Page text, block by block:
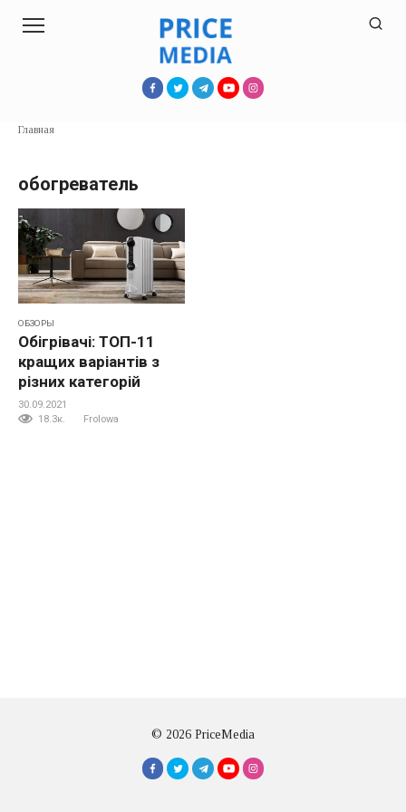
Главная
обогреватель
ОБЗОРЫ
Обігрівачі: ТОП-11
кращих варіантів з
різних категорій
30.09.2021
18.3к.
Frolowa
© 2026 PriceMedia